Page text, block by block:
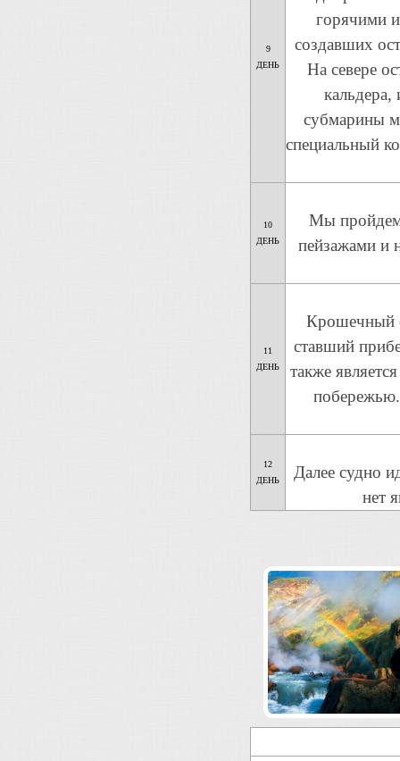
9
ДЕНЬ
горячими
создавших
На севере
кальдера,
субмарины
специальный
10
ДЕНЬ
Мы пройдем
пейзажами и
11
ДЕНЬ
Крошечный
ставший
также
12
ДЕНЬ
Далее судно
нет